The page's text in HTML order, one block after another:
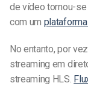
de vídeo tornou-
com um
No entanto, por
streaming em
streaming HLS.